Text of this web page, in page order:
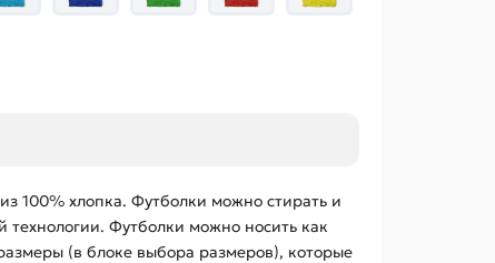
100% хлопка. Футболки можно стирать и
технологии. Футболки можно носить как
(в блоке выбора размеров), которые